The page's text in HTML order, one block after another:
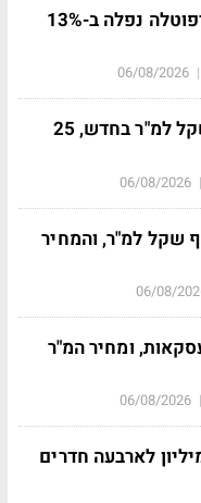
בגלל החלפיניו: צ׳יפוטלה נפלה ב-13%
|
06/08/2026
נווה עוז: 33,700 שקל למ"ר בחדש, 25
|
06/08/2026
ג': 30 אלף שקל למ"ר, והמחיר
06/08/
המושבות: 97 עסקאות, ומחיר המ"ר
|
06/08/2026
גנים: 2.65 מיליון לארבעה חדרים